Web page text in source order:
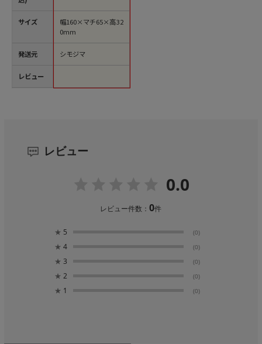
サイズ
発送元
レビュー
幅160×マチ65×高32
0mm
シモジマ
レビュー
0.0
レビュー件数：0件
★ 5 (0)
★ 4 (0)
★ 3 (0)
★ 2 (0)
★ 1 (0)